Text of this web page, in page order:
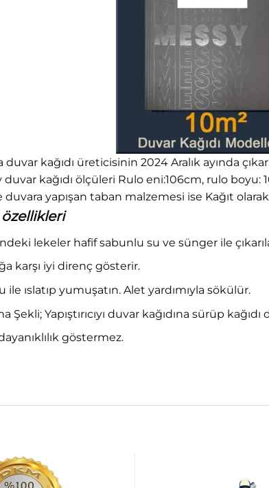
duvar kağıdı üreticisinin 2024 Aralık ayında
duvar kağıdı ölçüleri Rulo eni:106cm, rulo boyu:
yapışan taban malzemesi ise Kağıt
özellikleri
lekeler hafif sabunlu su ve sünger ile
karşı iyi direnç gösterir.
ıslatıp yumuşatın. Alet yardımıyla sökülür.
Şekli; Yapıştırıcıyı duvar kağıdına sürüp
göstermez.